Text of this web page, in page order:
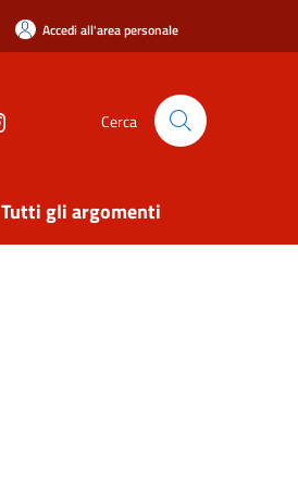
Accedi all'area personale
Cerca
Tutti gli argomenti